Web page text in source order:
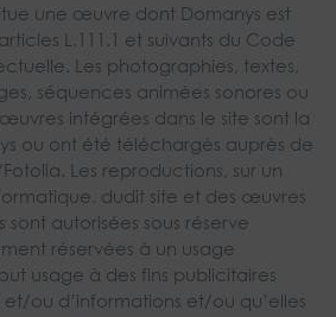
une œuvre dont Domanys est
L.111.1 et suivants du Code
Les photographies, textes,
séquences animées sonores ou
intégrées dans le site sont la
ou ont été téléchargés auprès de
Les reproductions, sur un
dudit site et des œuvres
autorisées sous réserve
réservées à un usage
usage à des fins publicitaires
ou d’informations et/ou qu’elles